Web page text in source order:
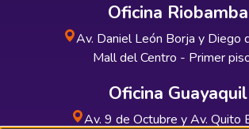
Oficina Riobamba
Av. Daniel León Borja y Diego
Mall del Centro - Primer
Oficina Guayaquil
Av. 9 de Octubre y Av. Quito